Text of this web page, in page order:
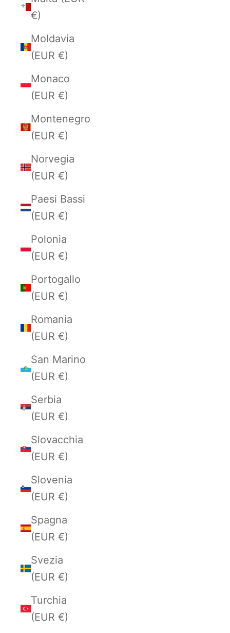
€)
Moldavia
(EUR €)
Monaco
(EUR €)
Montenegro
(EUR €)
Norvegia
(EUR €)
Paesi Bassi
(EUR €)
Polonia
(EUR €)
Portogallo
(EUR €)
Romania
(EUR €)
San Marino
(EUR €)
Serbia
(EUR €)
Slovacchia
(EUR €)
Slovenia
(EUR €)
Spagna
(EUR €)
Svezia
(EUR €)
Turchia
(EUR €)